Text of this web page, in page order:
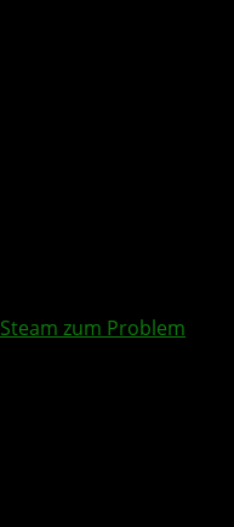
Steam zum Problem